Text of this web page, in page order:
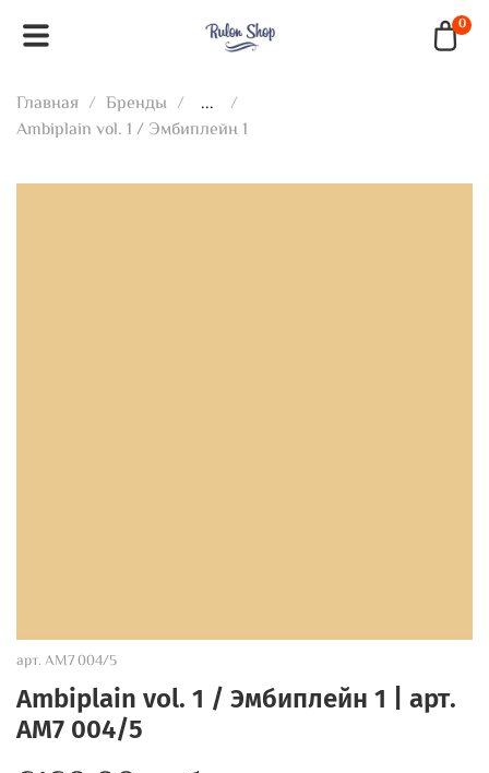
0
Главная Бренды
...
Ambiplain vol. 1 / Эмбиплейн 1
арт.AM7 004/5
Ambiplain vol. 1 / Эмбиплейн 1 | арт.
AM7 004/5